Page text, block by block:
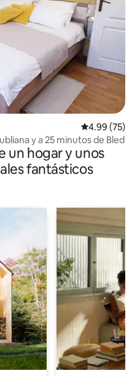
Calificación
4.99 (75)
y a 25 minutos de Bled
un hogar y unos
fantásticos